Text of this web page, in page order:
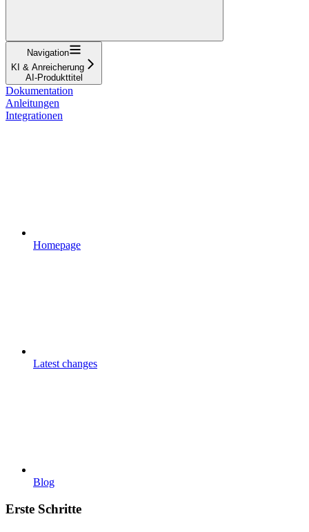
Navigation
KI & Anreicherung
AI-Produkttitel
Dokumentation
Anleitungen
Integrationen
Homepage
Latest changes
Blog
Erste Schritte